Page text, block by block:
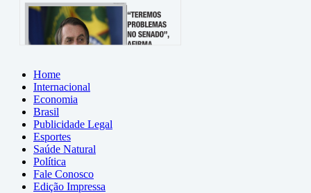
Home
Internacional
Economia
Brasil
Publicidade Legal
Esportes
Saúde Natural
Política
Fale Conosco
Edição Impressa